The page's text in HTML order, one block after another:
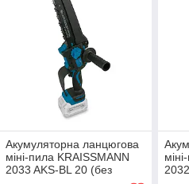
Акумуляторна ланцюгова
міні-пила KRAISSMANN
2033 AKS-BL 20 (без